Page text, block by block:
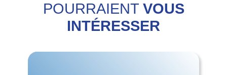
POURRAIENT VOUS
INTÉRESSER